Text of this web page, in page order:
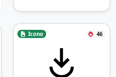
Icono 46